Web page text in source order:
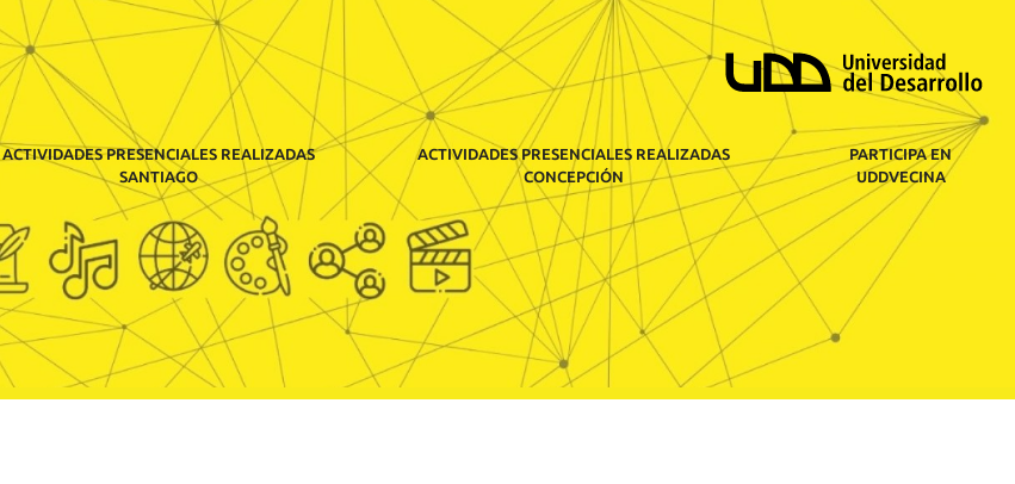
ACTIVIDADES PRESENCIALES REALIZADAS
SANTIAGO
ACTIVIDADES PRESENCIALES REALIZADAS
CONCEPCIÓN
PARTICIPA EN
UDDVECINA